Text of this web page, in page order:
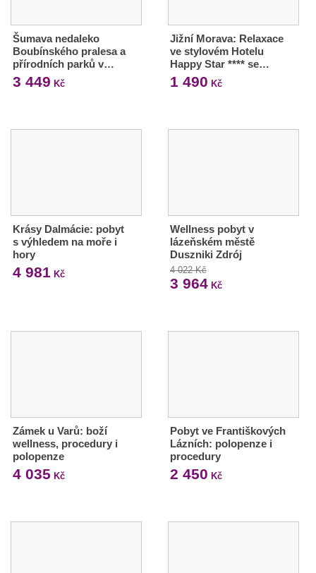
Šumava nedaleko
Boubínského pralesa a
přírodních parků v…
3 449 Kč
Jižní Morava: Relaxace
ve stylovém Hotelu
Happy Star **** se…
1 490 Kč
Krásy Dalmácie: pobyt
s výhledem na moře i
hory
4 981 Kč
Wellness pobyt v
lázeňském městě
Duszniki Zdrój
4 022 Kč
3 964Kč
Zámek u Varů: boží
wellness, procedury i
polopenze
4 035 Kč
Pobyt ve Františkových
Lázních: polopenze i
procedury
2 450 Kč